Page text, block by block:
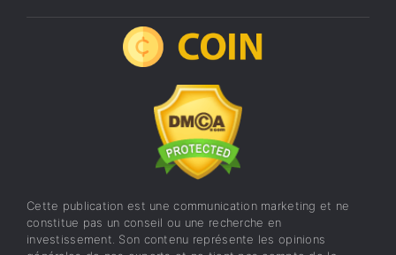
Cette publication est une communication marketing et ne
constitue pas un conseil ou une recherche en
investissement. Son contenu représente les opinions